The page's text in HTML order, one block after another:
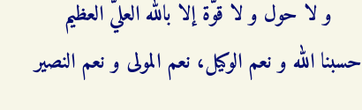
و لا حول و لا قوّة إلا بالله العليّ العظيم‌
حسبنا الله و نعم الوكيل، نعم المولى و نعم النصير